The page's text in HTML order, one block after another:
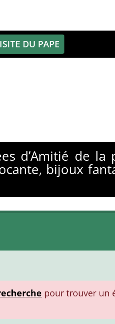
DU PAPE
d’Amitié de la
bijoux
pour trouver un